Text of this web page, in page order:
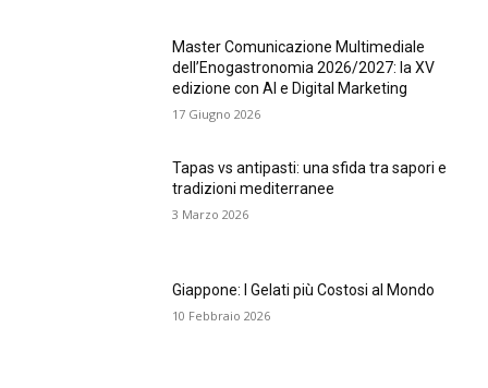
Master Comunicazione Multimediale
dell’Enogastronomia 2026/2027: la XV
edizione con AI e Digital Marketing
17 Giugno 2026
Tapas vs antipasti: una sfida tra sapori e
tradizioni mediterranee
3 Marzo 2026
Giappone: I Gelati più Costosi al Mondo
10 Febbraio 2026